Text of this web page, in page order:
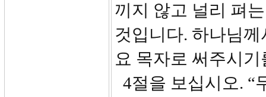
끼지 않고 널리 펴
것입니다. 하나님
요 목자로 써주시
4절을 보십시오. “